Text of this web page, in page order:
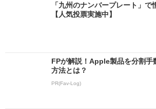
「九州のナンバープレート」で
【人気投票実施中】
FPが解説！Apple製品を分割手
方法とは？
PR(Fav-Log)